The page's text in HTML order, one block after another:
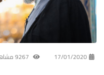
17/01/2020